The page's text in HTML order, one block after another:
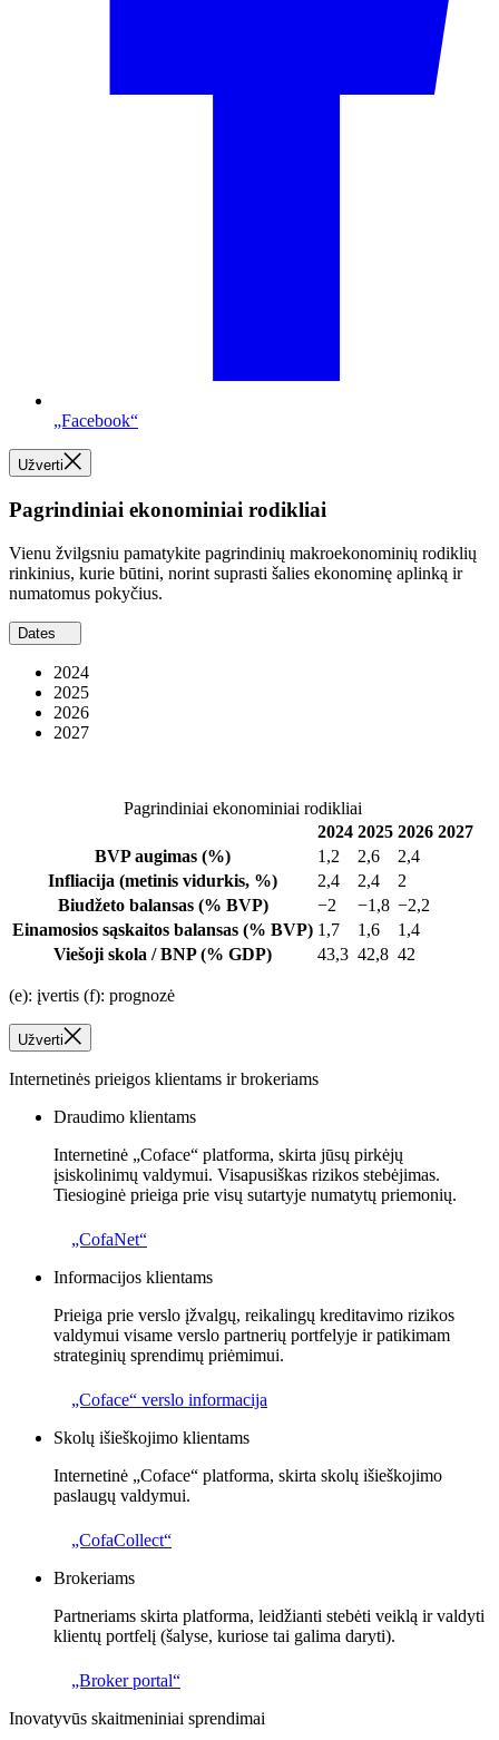
„Facebook“
Užverti
Pagrindiniai ekonominiai rodikliai
Vienu žvilgsniu pamatykite pagrindinių makroekonominių rodiklių
rinkinius, kurie būtini, norint suprasti šalies ekonominę aplinką ir
numatomus pokyčius.
Dates
2024
2025
2026
2027
Pagrindiniai ekonominiai rodikliai
2024 2025 2026 2027
BVP augimas (%) 1,2 2,6
2,4
Infliacija (metinis vidurkis, %) 2,4 2,4
2
Biudžeto balansas (% BVP) −2 −1,8 −2,2
Einamosios sąskaitos balansas (% BVP) 1,7 1,6
1,4
Viešoji skola / BNP(% GDP) 43,3 42,8 42
(e): įvertis (f): prognozė
Užverti
Internetinės prieigos klientams ir brokeriams
Draudimo klientams
Internetinė „Coface“ platforma, skirta jūsų pirkėjų
įsiskolinimų valdymui. Visapusiškas rizikos stebėjimas.
Tiesioginė prieiga prie visų sutartyje numatytų priemonių.
„CofaNet“
Informacijos klientams
Prieiga prie verslo įžvalgų, reikalingų kreditavimo rizikos
valdymui visame verslo partnerių portfelyje ir patikimam
strateginių sprendimų priėmimui.
„Coface“ verslo informacija
Skolų išieškojimo klientams
Internetinė „Coface“ platforma, skirta skolų išieškojimo
paslaugų valdymui.
„CofaCollect“
Brokeriams
Partneriams skirta platforma, leidžianti stebėti veiklą ir valdyti
klientų portfelį (šalyse, kuriose tai galima daryti).
„Broker portal“
Inovatyvūs skaitmeniniai sprendimai